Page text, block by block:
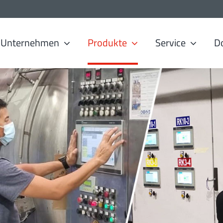
Unternehmen Produkte Service